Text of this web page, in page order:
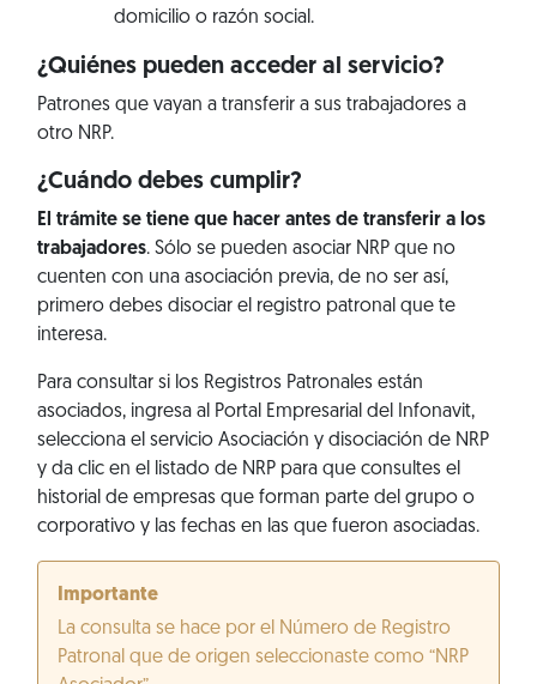
domicilio o razón social.
¿Quiénes pueden acceder al servicio?
Patrones que vayan a transferir a sus trabajadores a
otro NRP.
¿Cuándo debes cumplir?
El trámite se tiene que hacer antes de transferir a los
trabajadores. Sólo se pueden asociar NRP que no
cuenten con una asociación previa, de no ser así,
primero debes disociar el registro patronal que te
interesa.
Para consultar si los Registros Patronales están
asociados, ingresa al Portal Empresarial del Infonavit,
selecciona el servicio Asociación y disociación de NRP
y da clic en el listado de NRP para que consultes el
historial de empresas que forman parte del grupo o
corporativo y las fechas en las que fueron asociadas.
Importante
La consulta se hace por el Número de Registro
Patronal que de origen seleccionaste como “NRP